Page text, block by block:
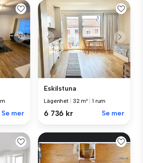
Se mer
Eskilstuna
Lägenhet 32 m² 1 rum
6 736 kr Se mer